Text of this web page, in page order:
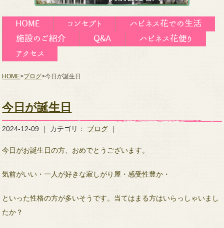
HOME>ブログ>今日が誕生日
今日が誕生日
2024-12-09 ｜ カテゴリ： ブログ ｜
今日がお誕生日の方、おめでとうございます。
気前がいい・一人が好きな寂しがり屋・感受性豊か・
といった性格の方が多いそうです。当てはまる方はいらっしゃいまし
たか？